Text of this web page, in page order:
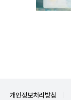
개인정보처리방침